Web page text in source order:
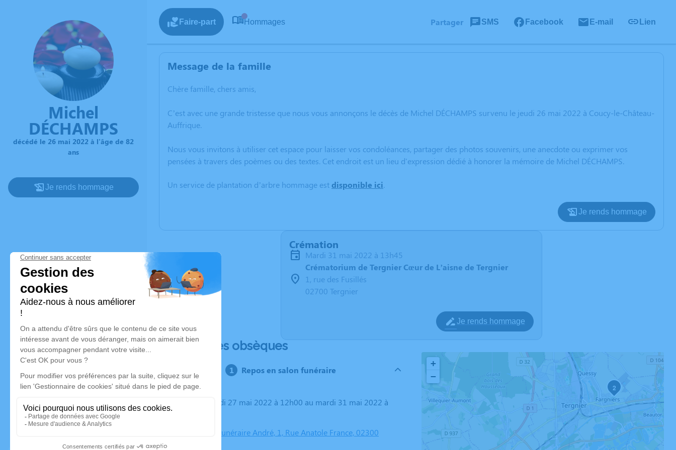
Michel
DÉCHAMPS
décédé le 26 mai 2022 à l'âge de 82
ans
Je rends hommage
Faire-part Hommages Partager SMS Facebook E-mail Lien
Message de la famille
Chère famille, chers amis,
C’est avec une grande tristesse que nous vous annonçons le décès de Michel DÉCHAMPS survenu le jeudi 26 mai 2022 à Coucy-le-Château-
Auffrique.
Nous vous invitons à utiliser cet espace pour laisser vos condoléances, partager des photos souvenirs, une anecdote ou exprimer vos
pensées à travers des poèmes ou des textes. Cet endroit est un lieu d'expression dédié à honorer la mémoire de Michel DÉCHAMPS.
Un service de plantation d’arbre hommage est disponible ici.
Je rends hommage
Crémation
mardi 31 mai 2022 à 13h45
Crématorium de Tergnier Cœur de L’aisne de Tergnier
1, rue des Fusillés
02700 Tergnier
Je rends hommage
Déroulé des obsèques
Repos en salon funéraire
Chambre Funéraire André, 1, Rue Anatole France, 02300
2
+
−